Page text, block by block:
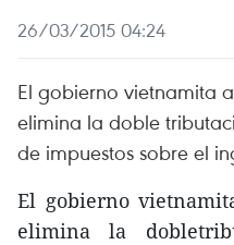
26/03/2015 04:24
El gobierno vietnamita
elimina la doble
de impuestos sobre el
El gobierno
elimina la